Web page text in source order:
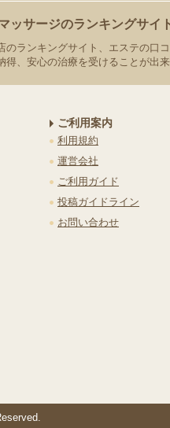
ッサージのランキングサイ
ランキングサイト、エステの口コ
、安心の治療を受けることが出来
ご利用案内
利用規約
運営会社
ご利用ガイド
投稿ガイドライン
お問い合わせ